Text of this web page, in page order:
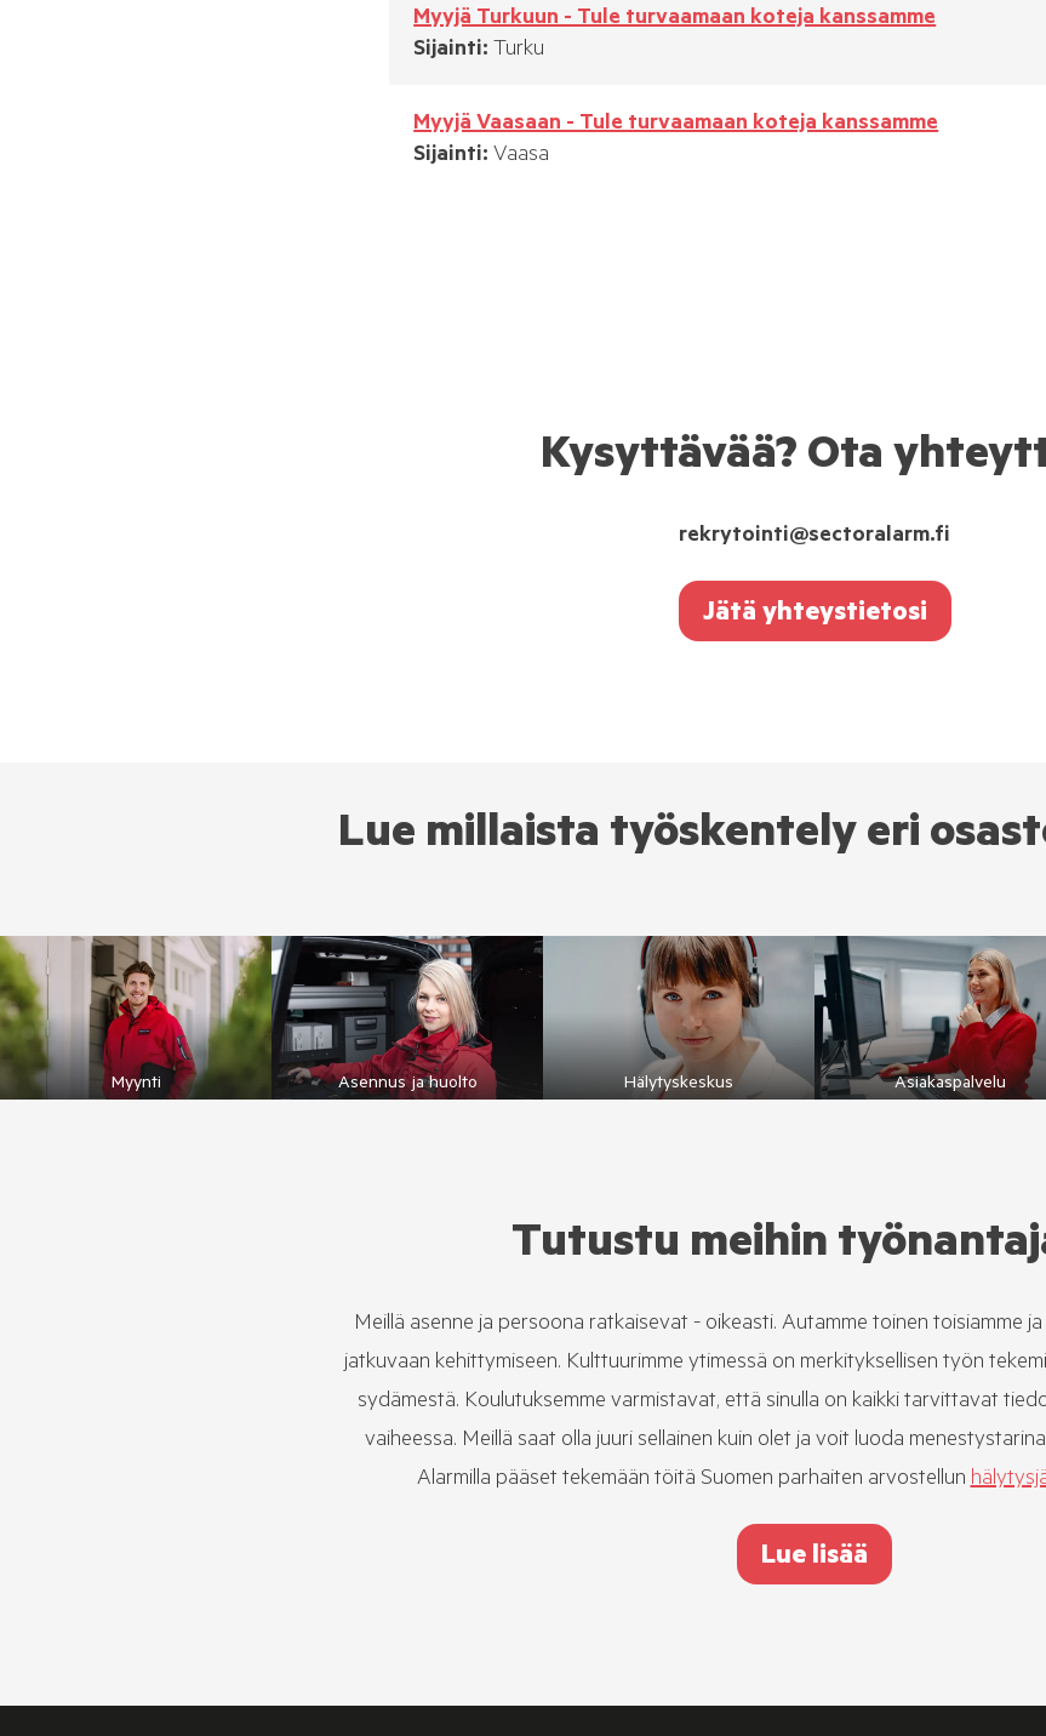
Myyjä Turkuun - Tule turvaamaan koteja kanssamme
Sijainti: Turku
Myyjä Vaasaan - Tule turvaamaan koteja kanssamme
Sijainti: Vaasa
Kysyttävää? Ota
rekrytointi@sectoralarm.fi
Jätä yhteystietosi
Lue millaista työskentely eri
Myynti Asennus ja huolto Hälytyskeskus Asiakaspalvelu
Tutustu meihin
Meillä asenne ja persoona ratkaisevat - oikeasti. Autamme toinen toisiamme
jatkuvaan kehittymiseen. Kulttuurimme ytimessä on merkityksellisen työn
sydämestä. Koulutuksemme varmistavat, että sinulla on kaikki tarvittavat
vaiheessa. Meillä saat olla juuri sellainen kuin olet ja voit luoda
Alarmilla pääset tekemään töitä Suomen parhaiten arvostellun
Lue lisää